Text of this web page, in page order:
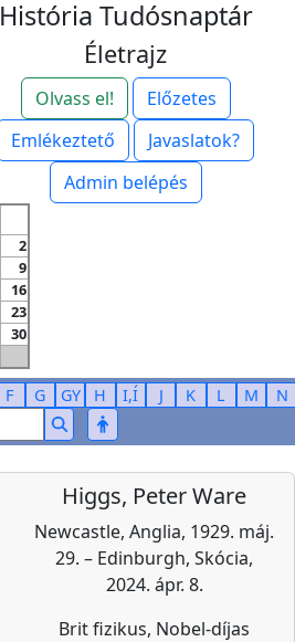
História Tudósnaptár
Életrajz
Olvass el!
Előzetes
Emlékeztető
Javaslatok?
Admin belépés
2
9
16
23
30
F G GY H I,Í J K L M
N
Higgs, Peter Ware
Newcastle, Anglia, 1929. máj.
29. – Edinburgh, Skócia,
2024. ápr. 8.
Brit fizikus, Nobel-díjas